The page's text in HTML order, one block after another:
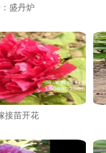
盛丹炉
接苗开花